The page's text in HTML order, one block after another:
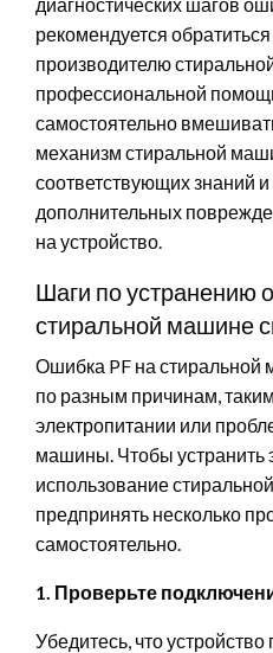
рекомендуется
производителю
профессиональной
самостоятельно
механизм стиральной
соответствующих знаний
дополнительных
на устройство.
Шаги по устранению
стиральной машине
Ошибка PF на стиральной
по разным причинам,
электропитании или
машины. Чтобы устранить
использование
предпринять несколько
самостоятельно.
1. Проверьте
Убедитесь, что